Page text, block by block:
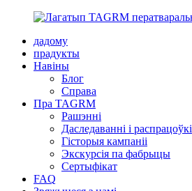
дадому
прадукты
Навіны
Блог
Справа
Пра TAGRM
Рашэнні
Даследаванні і распрацоўкі
Гісторыя кампаніі
Экскурсія па фабрыцы
Сертыфікат
FAQ